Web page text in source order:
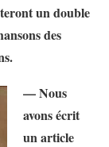
un double
des
— Nous
avons écrit
un article